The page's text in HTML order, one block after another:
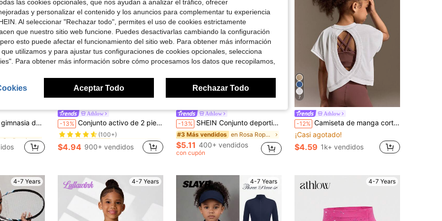
y amigable con la piel, adecuado para gimnasia, ballet, yoga, deportes, competiciones grupales, entrenamiento diario, compra grupal, temporada de regreso a la escuela
en Otoño e invierno Ropa deportiva para chicas jóv
en Otoño e invierno Ropa deportiva para chicas jóv
Athlow
-13% Conjunto activo de 2 piezas con estampado de leopardo rosa para niñas jóvenes, con top de tirantes cruzados en la espalda y shorts ajustados a juego, fabricado con tela elástica de 4 direcciones ultra suave para una comodidad superior en la piel y máxima flexibilidad, perfecto para practicar danza, jugar en el patio y usar de forma deportiva y casual.
#4 Más vendidos
(100+)
#4 Más vendidos
#4 Más vendidos
#4 Más vendidos
en Vacaciones Ropa deportiva para chicas jóvenes
$4.94 900+ vendidos
Athlow
-13% SHEIN Conjunto deportivo de 2 piezas para niñas jóvenes con estampado de leopardo rosa, que incluye un top de tirantes con espalda cruzada y pantalones cortos ajustados a juego, hecho de tela ultra suave con elasticidad en 4 direcciones para una comodidad superior de la piel y flexibilidad completa, perfecto para práctica de danza, diversión en el parque y uso casual deportivo
#3 Más vendidos en Rosa Ropa deportiva para chicas jóvenes
$5.11 400+ vendidos
con cupón
7
Athlow
-12% Camiseta de manga corta con espalda hueca informal para niñas, conjunto deportivo
¡Casi agotado!
$4.59 1k+ vendidos
4-7 Years 4-7 Years 4-7 Years 4-7 Years
las cookies opcionales, que nos ayudan a analizar el tráfico, ofrecer
y personalizar el contenido y los anuncios para complementar tu experiencia
Al seleccionar "Rechazar todo", permites el uso de cookies estrictamente
que nuestro sitio web funcione. Puedes desactivarlas cambiando la configuración
esto puede afectar el funcionamiento del sitio web. Para obtener más información
utilizamos y para ajustar tus configuraciones de cookies opcionales, selecciona
Para obtener más información sobre cómo procesamos los datos que recopilamos,
Aceptar Todo Rechazar Todo